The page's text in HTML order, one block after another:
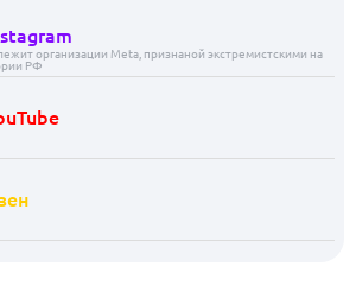
организации Meta, признаной экстремистскими на
РФ